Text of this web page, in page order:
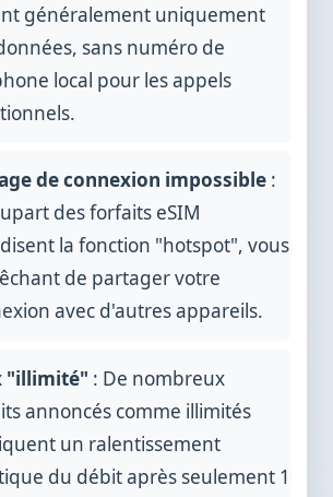
généralement uniquement
sans numéro de
local pour les appels
de connexion impossible :
des forfaits eSIM
la fonction "hotspot", vous
de partager votre
avec d'autres appareils.
"illimité" : De nombreux
annoncés comme illimités
un ralentissement
du débit après seulement 1